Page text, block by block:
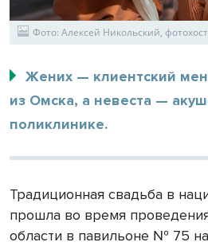
Фото: Алексей Никольский,
Жених — клиентский
из Омска, а невеста —
поликлинике.
Традиционная свадьба в
прошла во время
области в павильоне № 75